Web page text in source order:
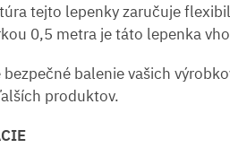
tejto lepenky zaručuje
0,5 metra je táto lepenka
bezpečné balenie vašich
produktov.